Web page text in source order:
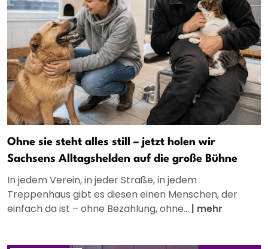
Ohne sie steht alles still – jetzt holen wir
Sachsens Alltagshelden auf die große Bühne
In jedem Verein, in jeder Straße, in jedem
Treppenhaus gibt es diesen einen Menschen, der
einfach da ist – ohne Bezahlung, ohne... | mehr